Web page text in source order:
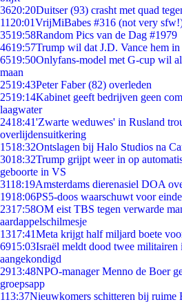
3620:20Duitser (93) crasht met quad
11 20:01VrijMiBabes #316 (not very
3519:58Random Pics van de Dag #1979
4619:57Trump wil dat J.D. Vance hem
6519:50Onlyfans-model met G-cup wil
maan
2519:43Peter Faber (82) overleden
2519:14Kabinet geeft bedrijven geen
laagwater
2418:41'Zwarte weduwes' in Rusland
overlijdensuitkering
1518:32Ontslagen bij Halo Studios na
3018:32Trump grijpt weer in op
geboorte in VS
3118:19Amsterdams dierenasiel DOA
1918:06PS5-doos waarschuwt voor
2317:58OM eist TBS tegen verwarde
aardappelschilmesje
1317:41Meta krijgt half miljard boete
6915:03Israël meldt dood twee
aangekondigd
2913:48NPO-manager Menno de Boer
groepsapp
113:37Nieuwkomers schitteren bij ruime